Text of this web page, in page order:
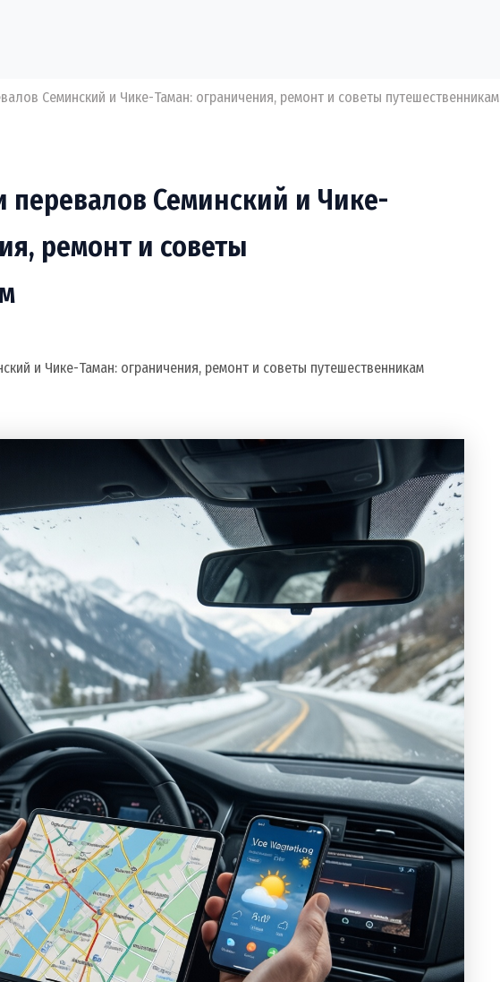
Семинский и Чике-Таман: ограничения, ремонт и советы путешественникам
перевалов Семинский и Чике-
ремонт и советы
и Чике-Таман: ограничения, ремонт и советы путешественникам